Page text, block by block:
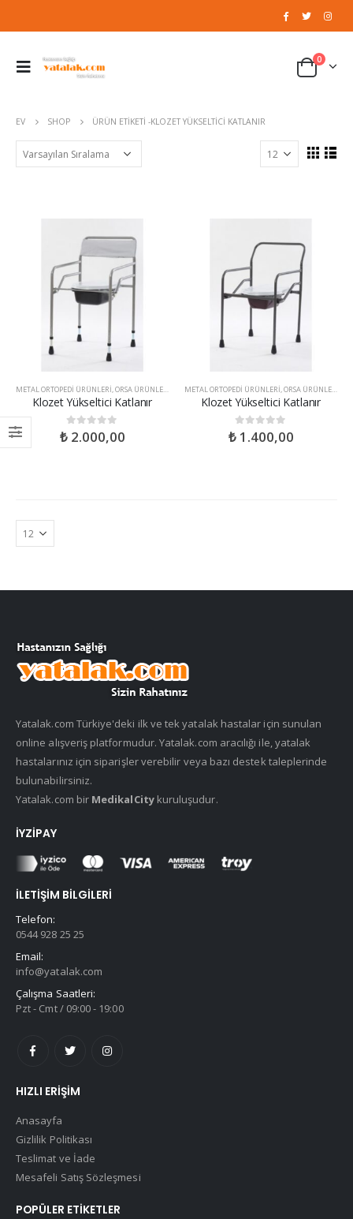
0
EV SHOP ÜRÜN ETIKETI -KLOZET YÜKSELTICI KATLANIR
METAL ORTOPEDI ÜRÜNLERI,ORSA ÜRÜNLERI
Klozet Yükseltici Katlanır
0out of 5
₺2.000,00
METAL ORTOPEDI ÜRÜNLERI,ORSA ÜRÜNLERI
Klozet Yükseltici Katlanır
out of 5
₺1.400,00
Yatalak.com Türkiye'deki ilk ve tek yatalak hastalar için sunulan
online alışveriş platformudur. Yatalak.com aracılığı ile, yatalak
hastalarınız için siparişler verebilir veya bazı destek taleplerinde
bulunabilirsiniz.
Yatalak.com bir MedikalCitykuruluşudur.
İYZIPAY
İLETIŞIM BILGILERI
Telefon:
0544 928 25 25
Email:
info@yatalak.com
Çalışma Saatleri:
Pzt - Cmt / 09:00 - 19:00
HIZLI ERIŞIM
Anasayfa
Gizlilik Politikası
Teslimat ve İade
Mesafeli Satış Sözleşmesi
POPÜLER ETIKETLER